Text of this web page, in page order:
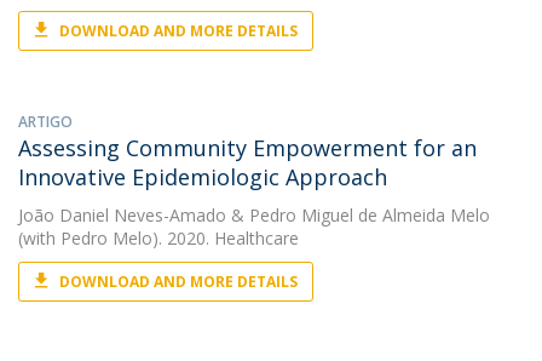
DOWNLOAD AND MORE DETAILS
ARTIGO
Assessing Community Empowerment for an
Innovative Epidemiologic Approach
João Daniel Neves-Amado & Pedro Miguel de Almeida Melo
(with Pedro Melo). 2020. Healthcare
DOWNLOAD AND MORE DETAILS